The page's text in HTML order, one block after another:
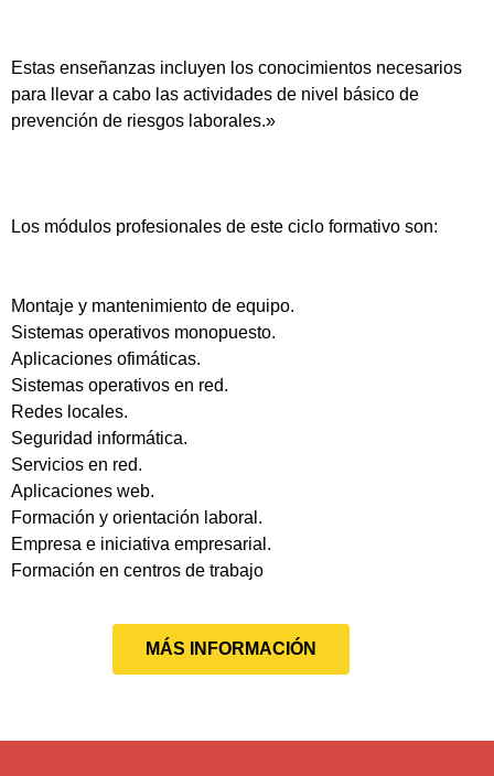
Estas enseñanzas incluyen los conocimientos necesarios
para llevar a cabo las actividades de nivel básico de
prevención de riesgos laborales.»
Los módulos profesionales de este ciclo formativo son:
Montaje y mantenimiento de equipo.
Sistemas operativos monopuesto.
Aplicaciones ofimáticas.
Sistemas operativos en red.
Redes locales.
Seguridad informática.
Servicios en red.
Aplicaciones web.
Formación y orientación laboral.
Empresa e iniciativa empresarial.
Formación en centros de trabajo
MÁS INFORMACIÓN